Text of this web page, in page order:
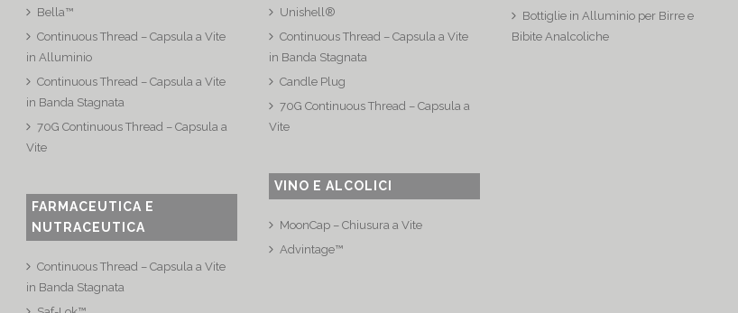
Bella™
Continuous Thread – Capsula a Vite
in Alluminio
Continuous Thread – Capsula a Vite
in Banda Stagnata
70G Continuous Thread – Capsula a
Vite
FARMACEUTICA E
NUTRACEUTICA
Continuous Thread – Capsula a Vite
in Banda Stagnata
Unishell®
Continuous Thread – Capsula a Vite
in Banda Stagnata
Candle Plug
70G Continuous Thread – Capsula a
Vite
VINO E ALCOLICI
MoonCap – Chiusura a Vite
Advintage™
Bottiglie in Alluminio per Birre e
Bibite Analcoliche